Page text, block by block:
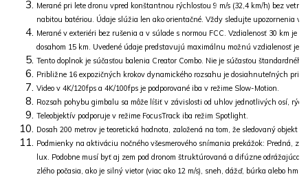
Merané pri lete dronu vpred konštantnou rýchlosťou 9 m/s (32,4 km/h) bez
nabitou batériou. Údaje slúžia len ako orientačné. Vždy sledujte upozornenia v
Merané v exteriéri bez rušenia a v súlade s normou FCC. Vzdialenosť 30 km
dosahom 15 km. Uvedené údaje predstavujú maximálnu možnú vzdialenosť
Tento doplnok je súčasťou balenia Creator Combo. Nie je súčasťou
Približne 16 expozičných krokov dynamického rozsahu je dosiahnuteľných pri
Video v 4K/120fps a 4K/100fps je podporované iba v režime Slow-Motion.
Rozsah pohybu gimbalu sa môže líšiť v závislosti od uhlov jednotlivých osí,
Teleobjektív podporuje v režime FocusTrack iba režim Spotlight.
Dosah 200 metrov je teoretická hodnota, založená na tom, že sledovaný objekt
Podmienky na aktiváciu nočného všesmerového snímania prekážok: Predná,
lux. Podobne musí byť aj zem pod dronom štruktúrovaná a difúzne odrážajúca
zlého počasia, ako je silný vietor (viac ako 12 m/s), sneh, dážď, búrka alebo